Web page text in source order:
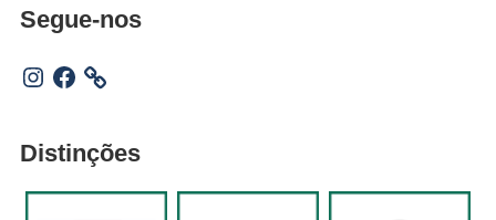
Segue-nos
Instagram
Facebook
Distinções